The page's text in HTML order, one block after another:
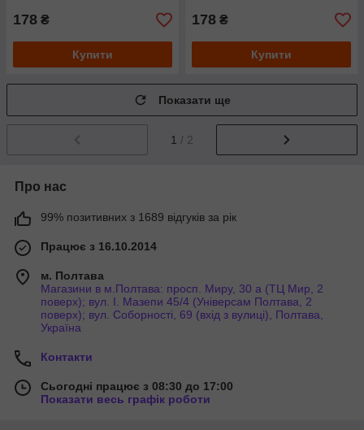
178 ₴
Купити
178 ₴
Купити
Показати ще
1 / 2
Про нас
99% позитивних з 1689 відгуків за рік
Працює з 16.10.2014
м. Полтава
Магазини в м.Полтава: просп. Миру, 30 а (ТЦ Мир, 2
поверх); вул. І. Мазепи 45/4 (Універсам Полтава, 2
поверх); вул. Соборності, 69 (вхід з вулиці), Полтава,
Україна
Контакти
Сьогодні працює з 08:30 до 17:00
Показати весь графік роботи